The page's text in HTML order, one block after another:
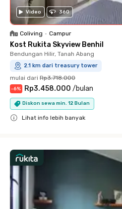
Video 360
Coliving • Campur
Kost Rukita Skyview Benhil
Bendungan Hilir, Tanah Abang
2.1 km dari treasury tower
mulai dari Rp3.718.000
-6% Rp3.458.000 /bulan
Diskon sewa min. 12 Bulan
Lihat info lebih banyak